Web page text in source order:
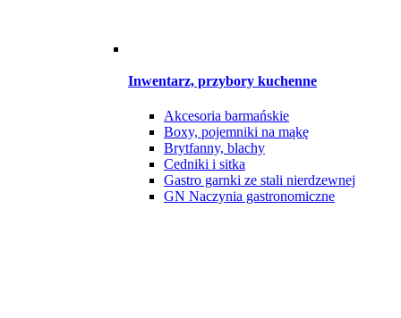
Inwentarz, przybory kuchenne
Akcesoria barmańskie
Boxy, pojemniki na mąkę
Brytfanny, blachy
Cedniki i sitka
Gastro garnki ze stali nierdzewnej
GN Naczynia gastronomiczne